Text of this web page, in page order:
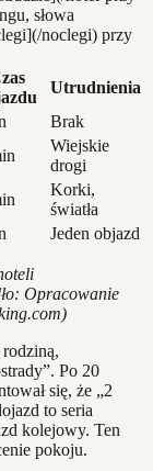
słowa
noclegi) przy
Utrudnienia
Brak
Wiejskie
drogi
Korki,
światła
Jeden objazd
Opracowanie
Po 20
się, że „2
to seria
kolejowy. Ten
pokoju.